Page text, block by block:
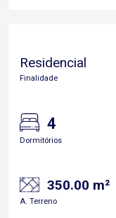
Residencial
Finalidade
4
Dormitórios
350.00 m²
A. Terreno